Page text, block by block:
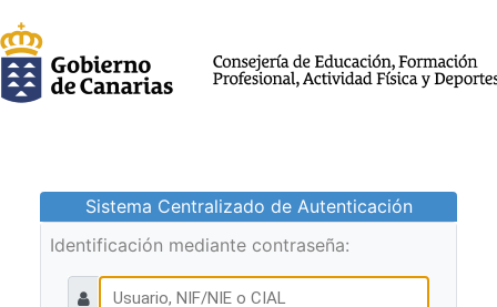
Sistema Centralizado de Autenticación
Identificación mediante contraseña: